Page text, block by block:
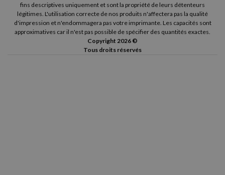
fins descriptives uniquement et sont la propriété de leurs détenteurs
légitimes. L'utilisation correcte de nos produits n'affectera pas la qualité
d'impression et n'endommagera pas votre imprimante. Les capacités sont
approximatives car il n'est pas possible de spécifier des quantités exactes.
Copyright 2026 ©
Tous droits réservés